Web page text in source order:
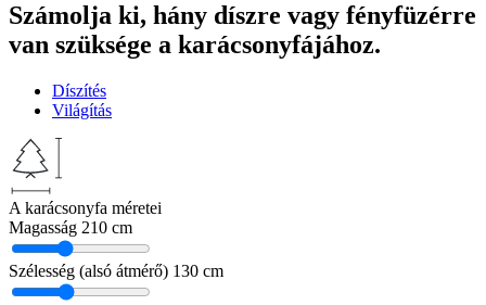
Számolja ki, hány díszre vagy fényfüzérre
van szüksége a karácsonyfájához.
Díszítés
Világítás
A karácsonyfa méretei
Magasság 210 cm
Szélesség (alsó átmérő) 130 cm